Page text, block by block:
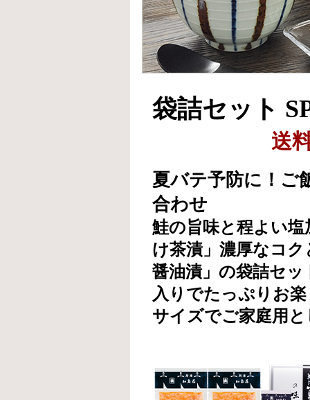
袋詰セット
送
夏バテ予防に！ご
合わせ
鮭の旨味と程よい
け茶漬」濃厚なコ
醤油漬」の袋詰セ
入りでたっぷりお
サイズでご家庭用